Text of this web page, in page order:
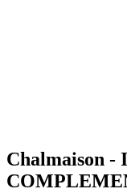
Chalmaison -